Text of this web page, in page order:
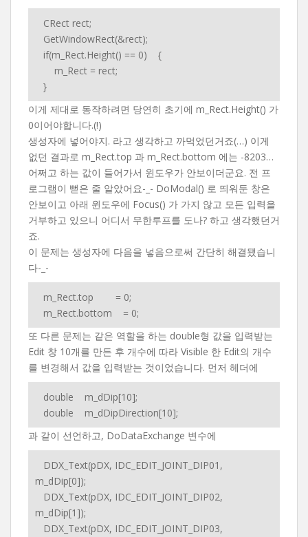
CRect rect;
GetWindowRect(&rect);
if(m_Rect.Height() == 0) {
m_Rect = rect;
}
이게 제대로 동작하려면 당연히 초기에 m_Rect.Height() 가
0이어야합니다.(!)
생성자에 넣어야지. 라고 생각하고 까먹었던거죠(…) 이게
없던 결과로 m_Rect.top 과 m_Rect.bottom 에는 -8203…
어쩌고 하는 값이 들어가서 윈도우가 안보이더군요. 전 프
로그램이 뻗은 줄 알았어요-_- DoModal() 로 띄워둔 창은
안보이고 아래 윈도우에 Focus() 가 가지 않고 모든 입력을
거부하고 있으니 어디서 무한루프를 도나? 하고 생각했던거
죠.
이 문제는 생성자에 다음을 넣음으로써 간단히 해결됐습니
다-_-
m_Rect.top = 0;
m_Rect.bottom = 0;
또 다른 문제는 같은 역할을 하는 double형 값을 입력받는
Edit 창 10개를 만든 후 개수에 따라 Visible 한 Edit의 개수
를 변경해서 값을 입력받는 것이었습니다. 먼저 헤더에
double m_dDip[10];
double m_dDipDirection[10];
과 같이 선언하고, DoDataExchange 변수에
DDX_Text(pDX, IDC_EDIT_JOINT_DIP01,
m_dDip[0]);
DDX_Text(pDX, IDC_EDIT_JOINT_DIP02,
m_dDip[1]);
DDX_Text(pDX, IDC_EDIT_JOINT_DIP03,